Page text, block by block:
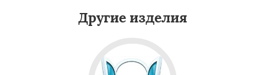
Другие изделия